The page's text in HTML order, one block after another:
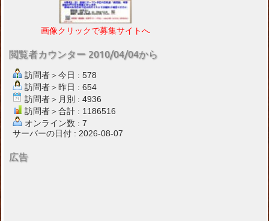
画像クリックで募集サイトへ
閲覧者カウンター 2010/04/04から
訪問者＞今日 : 578
訪問者＞昨日 : 654
訪問者＞月別 : 4936
訪問者＞合計 : 1186516
オンライン数 : 7
サーバーの日付 : 2026-08-07
広告